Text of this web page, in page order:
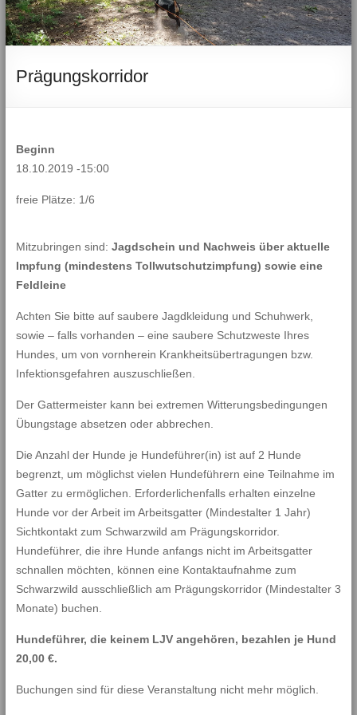
Prägungskorridor
Beginn
18.10.2019 -15:00
freie Plätze: 1/6
Mitzubringen sind: Jagdschein und Nachweis über aktuelle
Impfung (mindestens Tollwutschutzimpfung) sowie eine
Feldleine
Achten Sie bitte auf saubere Jagdkleidung und Schuhwerk,
sowie – falls vorhanden – eine saubere Schutzweste Ihres
Hundes, um von vornherein Krankheitsübertragungen bzw.
Infektionsgefahren auszuschließen.
Der Gattermeister kann bei extremen Witterungsbedingungen
Übungstage absetzen oder abbrechen.
Die Anzahl der Hunde je Hundeführer(in) ist auf 2 Hunde
begrenzt, um möglichst vielen Hundeführern eine Teilnahme im
Gatter zu ermöglichen. Erforderlichenfalls erhalten einzelne
Hunde vor der Arbeit im Arbeitsgatter (Mindestalter 1 Jahr)
Sichtkontakt zum Schwarzwild am Prägungskorridor.
Hundeführer, die ihre Hunde anfangs nicht im Arbeitsgatter
schnallen möchten, können eine Kontaktaufnahme zum
Schwarzwild ausschließlich am Prägungskorridor (Mindestalter 3
Monate) buchen.
Hundeführer, die keinem LJV angehören, bezahlen je Hund
20,00 €.
Buchungen sind für diese Veranstaltung nicht mehr möglich.